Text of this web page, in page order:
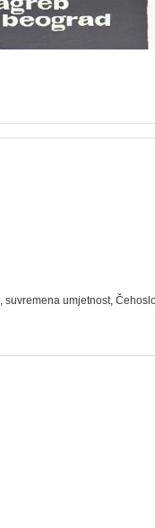
,suvremena umjetnost ,